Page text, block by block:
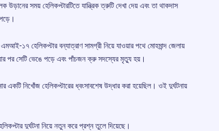
সময় হেলিকপ্টারটিতে যান্ত্রিক ত্রুটি দেখা দেয় এবং তা থাকদাস
১৭ হেলিকপ্টার বন্যাত্রাণ সামগ্রী নিয়ে যাওয়ার পথে মোহমান্দ জেলায়
পর সেটি ভেঙে পড়ে এবং পাঁচজন ক্রু সদস্যের মৃত্যু হয়।
নিখোঁজ হেলিকপ্টারের ধ্বংসাবশেষ উদ্ধার করা হয়েছিল। ওই দুর্ঘটনায়
দুর্ঘটনা নিয়ে নতুন করে প্রশ্ন তুলে দিয়েছে।